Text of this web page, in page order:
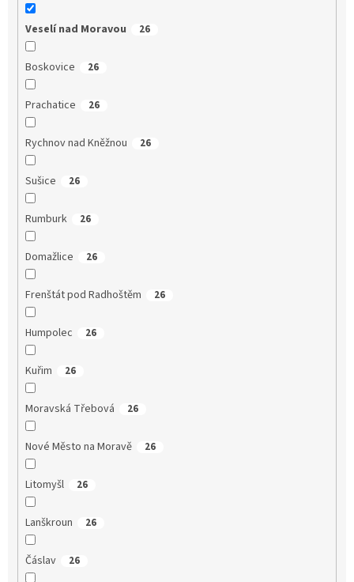
Veselí nad Moravou 26
Boskovice 26
Prachatice 26
Rychnov nad Kněžnou 26
Sušice 26
Rumburk 26
Domažlice 26
Frenštát pod Radhoštěm 26
Humpolec 26
Kuřim 26
Moravská Třebová 26
Nové Město na Moravě 26
Litomyšl 26
Lanškroun 26
Čáslav 26